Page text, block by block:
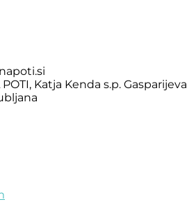
POTI, Katja Kenda s.p. Gasparijeva